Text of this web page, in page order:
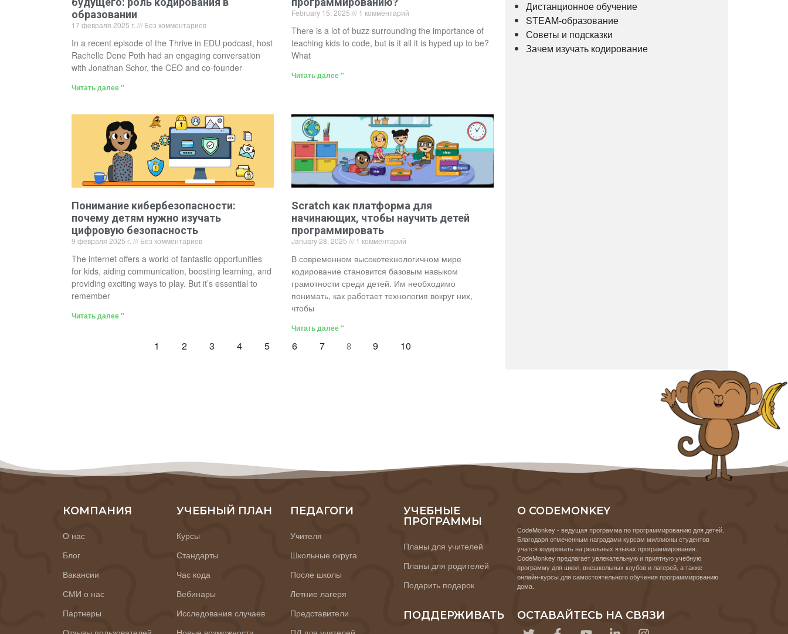
образовании
17 февраля 2025 г. Без комментариев
In a recent episode of the Thrive in EDU podcast, host
Rachelle Dene Poth had an engaging conversation
with Jonathan Schor, the CEO and co-founder
Читать далее "
February 15, 2025 1 комментарий
There is a lot of buzz surrounding the importance of
teaching kids to code, but is it all it is hyped up to be?
What
Читать далее "
Понимание кибербезопасности:
почему детям нужно изучать
цифровую безопасность
9 февраля 2025 г. Без комментариев
The internet offers a world of fantastic opportunities
for kids, aiding communication, boosting learning, and
providing exciting ways to play. But it’s essential to
remember
Читать далее "
Scratch как платформа для
начинающих, чтобы научить детей
программировать
January 28, 2025 1 комментарий
В современном высокотехнологичном мире
кодирование становится базовым навыком
грамотности среди детей. Им необходимо
понимать, как работает технология вокруг них,
чтобы
Читать далее "
1 2 3 4 5 6 7 8 9 10
Дистанционное обучение
STEAM-образование
Советы и подсказки
Зачем изучать кодирование
КОМПАНИЯ
О нас
Блог
Вакансии
СМИ о нас
Партнеры
УЧЕБНЫЙ ПЛАН
Курсы
Стандарты
Час кода
Вебинары
Исследования случаев
ПЕДАГОГИ
Учителя
Школьные округа
После школы
Летние лагеря
Представители
УЧЕБНЫЕ
ПРОГРАММЫ
Планы для учителей
Планы для родителей
Подарить подарок
ПОДДЕРЖИВАТЬ
О CODEMONKEY
CodeMonkey - ведущая программа по программированию для детей.
Благодаря отмеченным наградами курсам миллионы студентов
учатся кодировать на реальных языках программирования.
CodeMonkey предлагает увлекательную и приятную учебную
программу для школ, внешкольных клубов и лагерей, а также
онлайн-курсы для самостоятельного обучения программированию
дома.
ОСТАВАЙТЕСЬ НА СВЯЗИ